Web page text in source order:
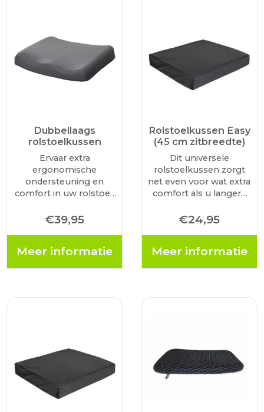
Dubbellaags
rolstoelkussen
Ervaar extra
ergonomische
ondersteuning en
comfort in uw rolstoel.
rolstoelkussen van
u ook gebruiken voor
€39,95
Meer informatie
Rolstoelkussen Easy
(45 cm zitbreedte)
Dit universele
rolstoelkussen zorgt
net even voor wat extra
comfort als u langere
rolstoel zit. Het kussen
om de huidige zitting
€24,95
Meer informatie